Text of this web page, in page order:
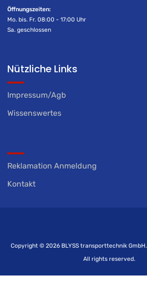
Öffnungszeiten:
Mo. bis. Fr. 08:00 - 17:00 Uhr
Sa. geschlossen
Nützliche Links
Impressum/Agb
Wissenswertes
Reklamation Anmeldung
Kontakt
Copyright © 2026 BLYSS transporttechnik GmbH.
All rights reserved.